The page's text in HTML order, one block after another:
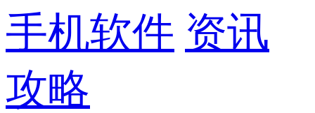
手机软件 资讯
攻略